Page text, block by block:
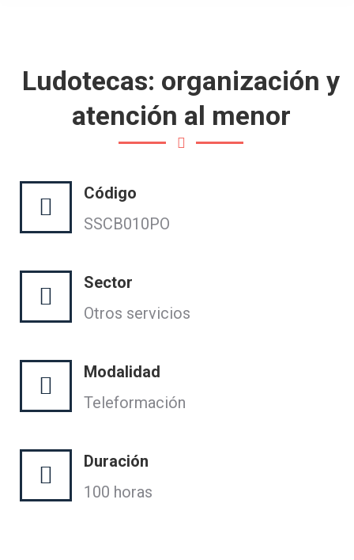
Ludotecas: organización y
atención al menor
Código
SSCB010PO
Sector
Otros servicios
Modalidad
Teleformación
Duración
100 horas